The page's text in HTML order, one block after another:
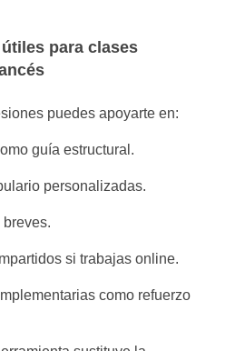
para clases
puedes apoyarte en:
guía estructural.
personalizadas.
si trabajas online.
como refuerzo